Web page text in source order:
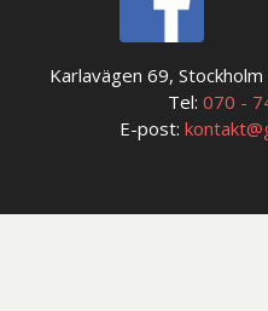
Karlavägen 69,
Tel: 070 -
E-post: